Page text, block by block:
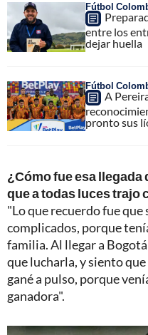
Fútbol
entre los
dejar huella
Fútbol
A
pronto sus
¿Cómo fue esa llegada
que a todas luces trajo
"Lo que recuerdo fue
complicados, porque
familia. Al llegar a
que lucharla, y siento
gané a pulso, porque
ganadora".